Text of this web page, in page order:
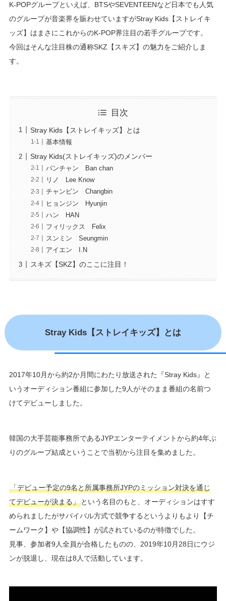
K-POPグループといえば、BTSやSEVENTEENなど日本でも人気
のグループが音楽界を賑わせていますがStray Kids【ストレイキ
ッズ】はまさにこれからのK-POP界注目の若手グループです。
今回はそんな注目株の通称SKZ【スキズ】の魅力をご紹介しま
す。
目次
Stray Kids【ストレイキッズ】とは
基本情報
Stray Kids(ストレイキッズ)のメンバー
バンチャン Ban chan
リノ Lee Know
チャンビン Changbin
ヒョンジン Hyunjin
ハン HAN
フィリックス Felix
スンミン Seungmin
アイエン I.N
スキズ【SKZ】のここに注目！
Stray Kids【ストレイキッズ】とは
2017年10月から約2か月間にわたり放送された『Stray Kids』と
いうオーディション番組に参加した9人がそのまま番組の名前つ
けてデビューしました。
韓国の大手芸能事務所であるJYPエンターテイメントから約4年ぶ
りのグループ結成ということで当初から注目を集めました。
「デビュー予定の9名と所属事務所JYPのミッション対決を通じ
てデビューが決まる」という名目のもと、オーディションはすす
められましたがサバイバル方式で競争するというよりもより【チ
ームワーク】や【協調性】が試されているのが特徴でした。
見事、参加者9人全員が合格したものの、2019年10月28日にウジ
ンが脱退し、現在は8人で活動しています。